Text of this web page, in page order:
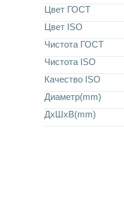
Цвет ГОСТ
Цвет ISO
Чистота ГОСТ
Чистота ISO
Качество ISO
Диаметр(mm)
ДхШхВ(mm)